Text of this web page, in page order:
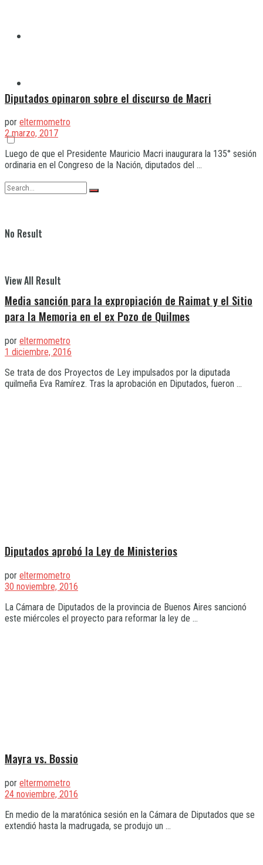
No Result
View All Result
Diputados opinaron sobre el discurso de Macri
por eltermometro
2 marzo, 2017
Luego de que el Presidente Mauricio Macri inaugurara la 135° sesión
ordinaria en el Congreso de la Nación, diputados del ...
Media sanción para la expropiación de Raimat y el Sitio
para la Memoria en el ex Pozo de Quilmes
por eltermometro
1 diciembre, 2016
Se trata de dos Proyectos de Ley impulsados por la diputada
quilmeña Eva Ramírez. Tras la aprobación en Diputados, fueron ...
Diputados aprobó la Ley de Ministerios
por eltermometro
30 noviembre, 2016
La Cámara de Diputados de la provincia de Buenos Aires sancionó
este miércoles el proyecto para reformar la ley de ...
Mayra vs. Bossio
por eltermometro
24 noviembre, 2016
En medio de la maratónica sesión en la Cámara de Diputados que se
extendió hasta la madrugada, se produjo un ...